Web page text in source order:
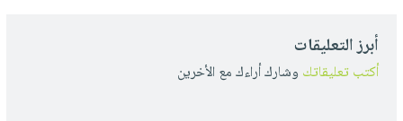
أبرز التعليقات
أكتب تعليقاتك وشارك أراءك مع الأخرين